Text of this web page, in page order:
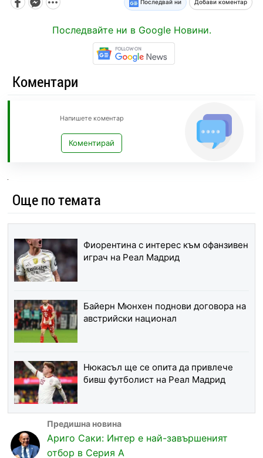
Последвай ни Добави коментар
Последвайте ни в Google Новини.
Коментари
Напишете коментар
Коментирай
Още по темата
Фиорентина с интерес към офанзивен
играч на Реал Мадрид
Байерн Мюнхен поднови договора на
австрийски национал
Нюкасъл ще се опита да привлече
бивш футболист на Реал Мадрид
Ариго Саки: Интер е най-завършеният
отбор в Серия А